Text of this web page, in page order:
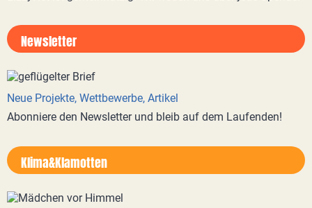
Newsletter
Neue Projekte, Wettbewerbe, Artikel
Abonniere den Newsletter und bleib auf dem Laufenden!
Klima&Klamotten